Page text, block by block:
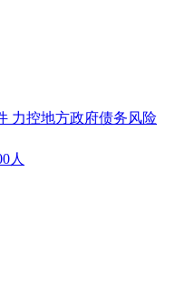
力控地方政府债务风险
人